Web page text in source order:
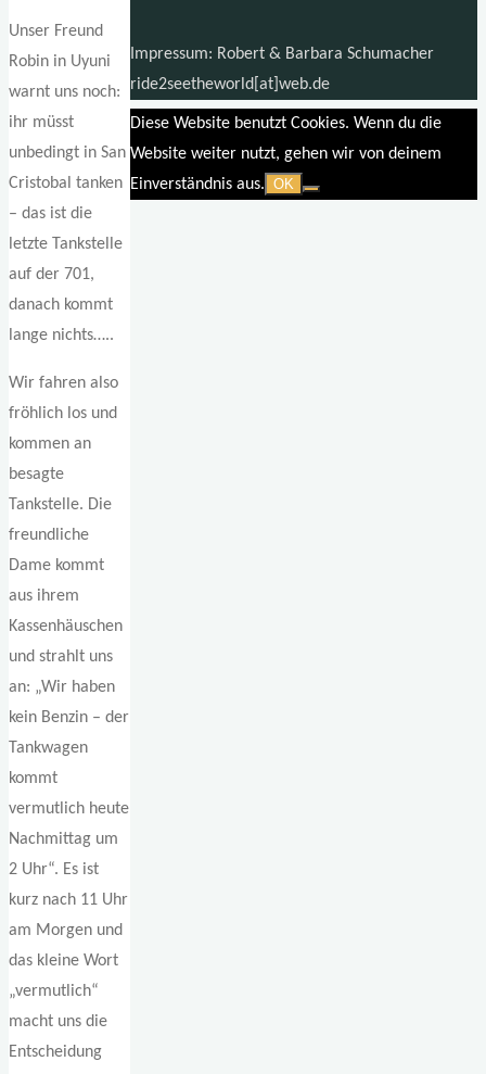
Unser Freund
Robin in Uyuni
warnt uns noch:
ihr müsst
unbedingt in San
Cristobal tanken
– das ist die
letzte Tankstelle
auf der 701,
danach kommt
lange nichts…..
Wir fahren also
fröhlich los und
kommen an
besagte
Tankstelle. Die
freundliche
Dame kommt
aus ihrem
Kassenhäuschen
und strahlt uns
an: „Wir haben
kein Benzin – der
Tankwagen
kommt
vermutlich heute
Nachmittag um
2 Uhr“. Es ist
kurz nach 11 Uhr
am Morgen und
das kleine Wort
„vermutlich“
macht uns die
Entscheidung
Impressum: Robert & Barbara Schumacher
ride2seetheworld[at]web.de
Diese Website benutzt Cookies. Wenn du die
Website weiter nutzt, gehen wir von deinem
Einverständnis aus. OK